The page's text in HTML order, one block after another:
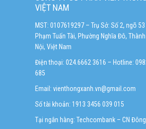
VIỆT NAM
MST: 0107619297 – Trụ Sở: Số 2, ngõ
Phạm Tuấn Tài, Phường Nghĩa Đô,
Nội, Việt Nam
Điện thoại: 024.6662 3616 – Hotline:
685
Email: vienthongxanh.vn@gmail.com
Số tài khoản: 1913 3456 039 015
Tại ngân hàng: Techcombank – CN